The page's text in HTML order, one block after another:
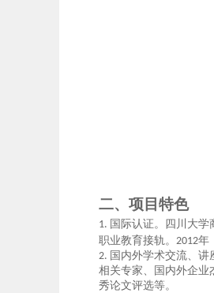
二、 项目特色
1. 国际认证。四川大学
职业教育接轨。 2012年
2. 国内外学术交流、讲
相关专家、国内外企业
秀论文评选等。